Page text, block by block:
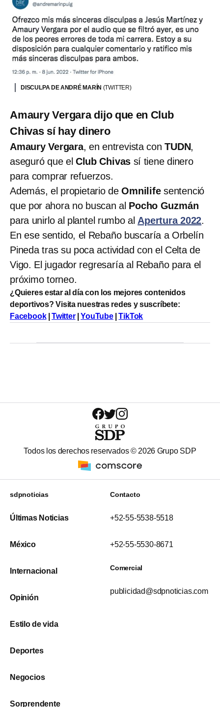
DISCULPA DE ANDRÉ MARÍN (TWITTER)
Amaury Vergara dijo que en Club
Chivas sí hay dinero
Amaury Vergara, en entrevista conTUDN,
aseguró que el Club Chivas sí tiene dinero
para comprar refuerzos.
Además, el propietario deOmnilifesentenció
que por ahora no buscan al Pocho Guzmán
para unirlo al plantel rumbo al Apertura 2022.
En ese sentido, el Rebaño buscaría a Orbelín
Pineda tras su poca actividad con el Celta de
Vigo. El jugador regresaría al Rebaño para el
próximo torneo.
¿Quieres estar al día con los mejores contenidos
deportivos? Visita nuestras redes y suscríbete:
Facebook|Twitter|YouTube|TikTok
Todos los derechos reservados ©2026 Grupo SDP
sdpnoticias
Últimas Noticias
México
Internacional
Opinión
Estilo de vida
Deportes
Negocios
Sorprendente
Contacto
+52-55-5538-5518
+52-55-5530-8671
Comercial
publicidad@sdpnoticias.com